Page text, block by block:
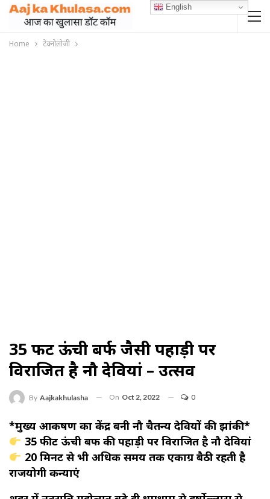
Home टेक्नोलोजी
35 फीट ऊंची बर्फ जैसी पहाड़ी पर
विराजित है नौ देवियां – उत्सव
By Aajkakhulasha On Oct 2, 2022 0
*मुख्य आकर्षण का केंद्र बनी नौ चैतन्य देवियों की झांकी*
35 फीट ऊंची बर्फ की पहाड़ी पर विराजित है नौ देवियां
20 मिनट से भी अधिक समय तक एकाग्र बैठी रहती है
राजयोगी कन्याएं
English